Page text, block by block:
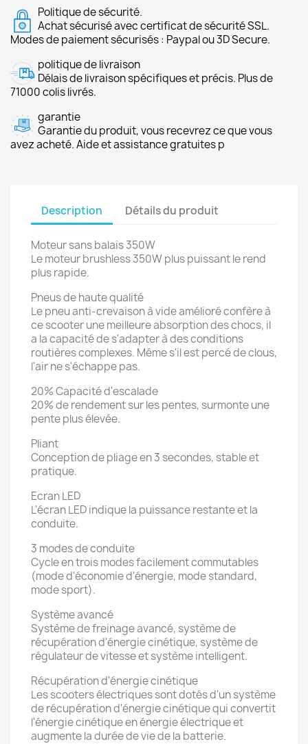
Politique de sécurité.
Achat sécurisé avec certificat de sécurité SSL.
Modes de paiement sécurisés : Paypal ou 3D Secure.
politique de livraison
Délais de livraison spécifiques et précis. Plus de
71000 colis livrés.
garantie
Garantie du produit, vous recevrez ce que vous
avez acheté. Aide et assistance gratuites p
Description Détails du produit
Moteur sans balais 350W
Le moteur brushless 350W plus puissant le rend
plus rapide.
Pneus de haute qualité
Le pneu anti-crevaison à vide amélioré confère à
ce scooter une meilleure absorption des chocs, il
a la capacité de s'adapter à des conditions
routières complexes. Même s'il est percé de clous,
l'air ne s'échappe pas.
20% Capacité d'escalade
20% de rendement sur les pentes, surmonte une
pente plus élevée.
Pliant
Conception de pliage en 3 secondes, stable et
pratique.
Ecran LED
L'écran LED indique la puissance restante et la
conduite.
3 modes de conduite
Cycle en trois modes facilement commutables
(mode d'économie d'énergie, mode standard,
mode sport).
Système avancé
Système de freinage avancé, système de
récupération d'énergie cinétique, système de
régulateur de vitesse et système intelligent.
Récupération d'énergie cinétique
Les scooters électriques sont dotés d'un système
de récupération d'énergie cinétique qui convertit
l'énergie cinétique en énergie électrique et
augmente la durée de vie de la batterie.